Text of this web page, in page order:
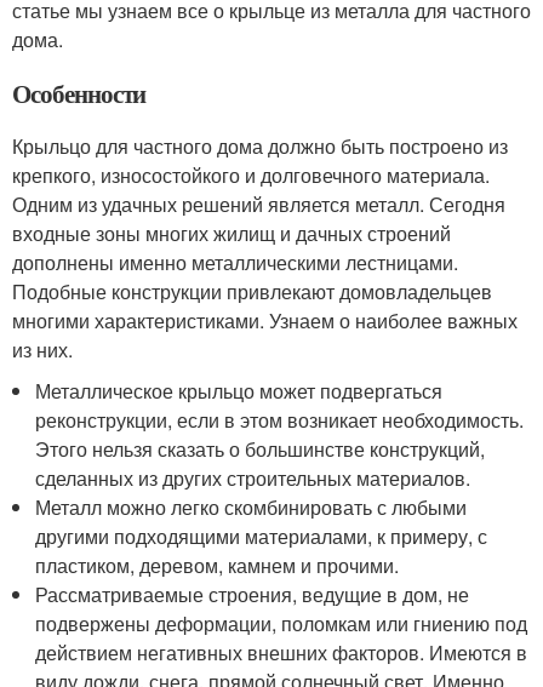
статье мы узнаем все о крыльце из металла для частного
дома.
Особенности
Крыльцо для частного дома должно быть построено из
крепкого, износостойкого и долговечного материала.
Одним из удачных решений является металл. Сегодня
входные зоны многих жилищ и дачных строений
дополнены именно металлическими лестницами.
Подобные конструкции привлекают домовладельцев
многими характеристиками. Узнаем о наиболее важных
из них.
Металлическое крыльцо может подвергаться
реконструкции, если в этом возникает необходимость.
Этого нельзя сказать о большинстве конструкций,
сделанных из других строительных материалов.
Металл можно легко скомбинировать с любыми
другими подходящими материалами, к примеру, с
пластиком, деревом, камнем и прочими.
Рассматриваемые строения, ведущие в дом, не
подвержены деформации, поломкам или гниению под
действием негативных внешних факторов. Имеются в